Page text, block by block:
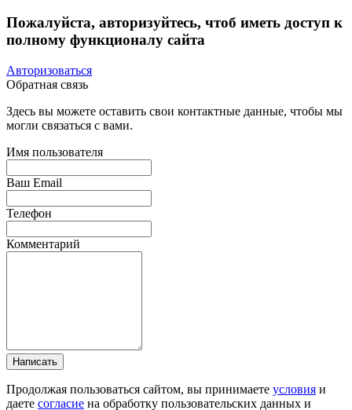
Пожалуйста, авторизуйтесь, чтоб иметь доступ к
полному функционалу сайта
Авторизоваться
Обратная связь
Здесь вы можете оставить свои контактные данные, чтобы мы
могли связаться с вами.
Имя пользователя
Ваш Email
Телефон
Комментарий
Написать
Продолжая пользоваться сайтом, вы принимаете условия и
даете согласие на обработку пользовательских данных и